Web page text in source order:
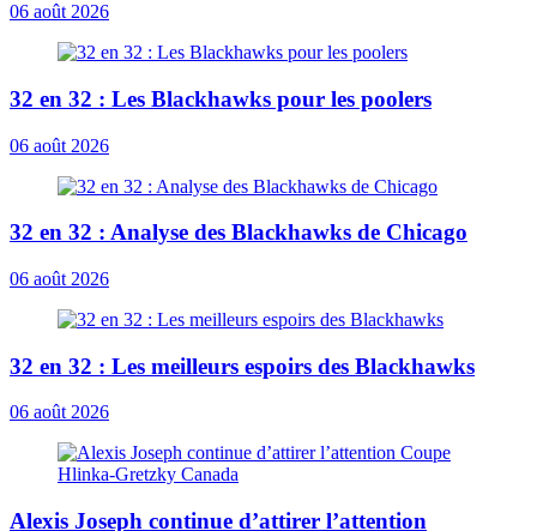
06 août 2026
32 en 32 : Les Blackhawks pour les poolers
06 août 2026
32 en 32 : Analyse des Blackhawks de Chicago
06 août 2026
32 en 32 : Les meilleurs espoirs des Blackhawks
06 août 2026
Alexis Joseph continue d’attirer l’attention